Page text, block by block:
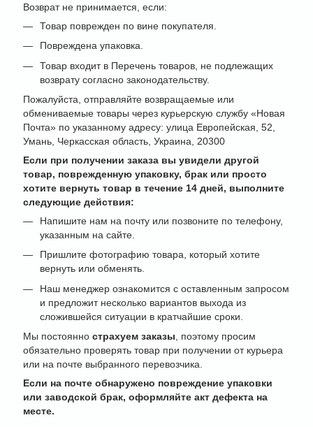
Возврат не принимается, если:
Товар поврежден по вине покупателя.
Повреждена упаковка.
Товар входит в Перечень товаров, не подлежащих
возврату согласно законодательству.
Пожалуйста, отправляйте возвращаемые или
обмениваемые товары через курьерскую службу «Новая
Почта» по указанному адресу: улица Европейская, 52,
Умань, Черкасская область, Украина, 20300
Если при получении заказа вы увидели другой
товар, поврежденную упаковку, брак или просто
хотите вернуть товар в течение 14 дней, выполните
следующие действия:
Напишите нам на почту или позвоните по телефону,
указанным на сайте.
Пришлите фотографию товара, который хотите
вернуть или обменять.
Наш менеджер ознакомится с оставленным запросом
и предложит несколько вариантов выхода из
сложившейся ситуации в кратчайшие сроки.
Мы постоянно страхуем заказы , поэтому просим
обязательно проверять товар при получении от курьера
или на почте выбранного перевозчика.
Если на почте обнаружено повреждение упаковки
или заводской брак, оформляйте акт дефекта на
месте.